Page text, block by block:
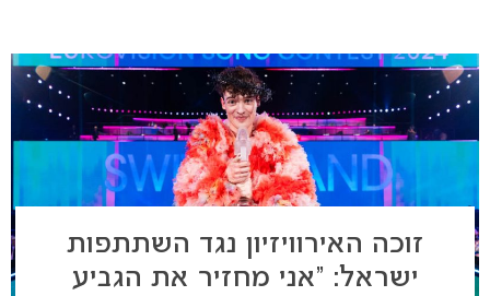
זוכה האירוויזיון נגד השתתפות
ישראל: “אני מחזיר את הגביע